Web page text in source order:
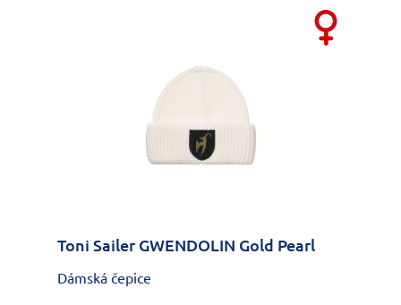
Toni Sailer GWENDOLIN Gold Pearl
Dámská čepice